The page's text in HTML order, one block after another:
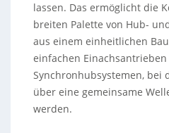
lassen. Das ermöglicht die
breiten Palette von Hub-
aus einem einheitlichen
einfachen
Synchronhubsystemen, bei
über eine gemeinsame
werden.